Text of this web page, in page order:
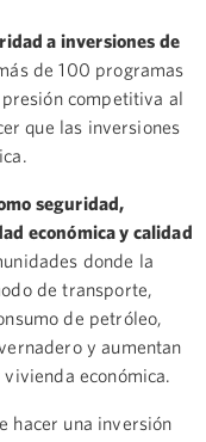
a inversiones de
de 100 programas
competitiva al
que las inversiones
seguridad,
económica y calidad
donde la
de transporte,
de petróleo,
y aumentan
económica.
hacer una inversión